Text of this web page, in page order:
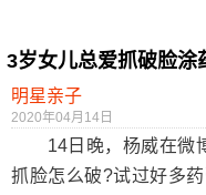
3岁女儿总爱抓破脸涂
明星亲子
2020年04月14日
14日晚，杨威在微博
抓脸怎么破?试过好多